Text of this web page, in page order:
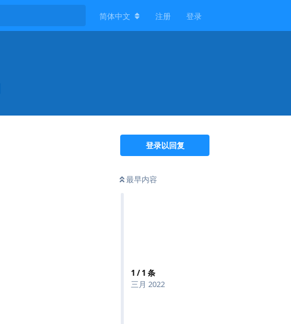
简体中文 注册 登录
登录以回复
最早内容
1 /1 条
三月 2022